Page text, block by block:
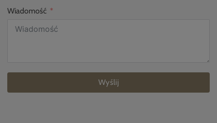
Wiadomość
Wyślij